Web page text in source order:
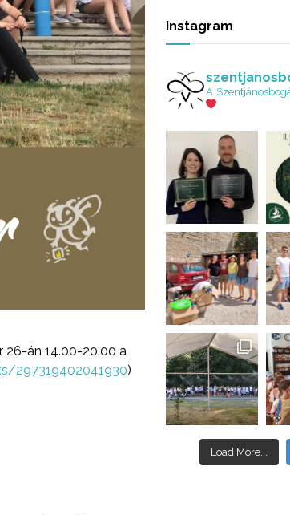
26-án 14.00-20.00 a
297319402041930)
Instagram
A
Load More...